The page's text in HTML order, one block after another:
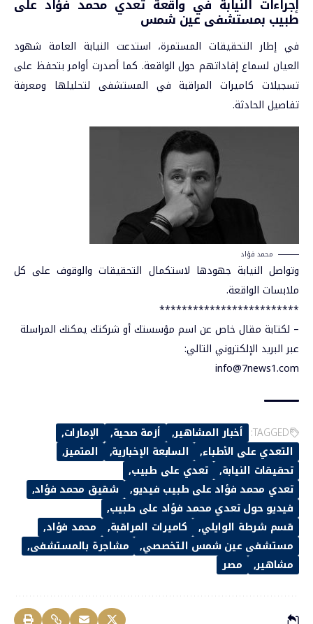
إجراءات النيابة في واقعة تعدي محمد فؤاد على
طبيب بمستشفى عين شمس
في إطار التحقيقات المستمرة، استدعت النيابة العامة شهود
العيان لسماع إفاداتهم حول الواقعة. كما أصدرت أوامر بتحفظ على
تسجيلات كاميرات المراقبة في المستشفى لتحليلها ومعرفة
تفاصيل الحادثة.
محمد فؤاد
وتواصل النيابة جهودها لاستكمال التحقيقات والوقوف على كل
ملابسات الواقعة.
*************************
– لكتابة مقال خاص عن اسم مؤسستك أو شركتك يمكنك المراسلة
عبر البريد الإلكتروني التالي:
info@7news1.com
TAGGED: أخبار المشاهير أزمة صحية
الإمارات
التعدي على الأطباء
السابعة الإخبارية
المتميز
تحقيقات النيابة
تعدي على طبيب
تعدي محمد فؤاد على طبيب فيديو
شقيق محمد فؤاد
فيديو حول تعدي محمد فؤاد على طبيب
قسم شرطة الوايلي
كاميرات المراقبة
محمد فؤاد
مستشفى عين شمس التخصصي
مشاجرة بالمستشفى
مشاهير
مصر